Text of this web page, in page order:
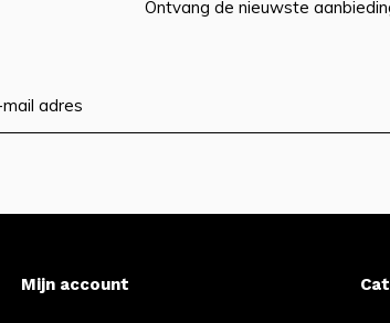
Ontvang de nieuwste
Mijn account